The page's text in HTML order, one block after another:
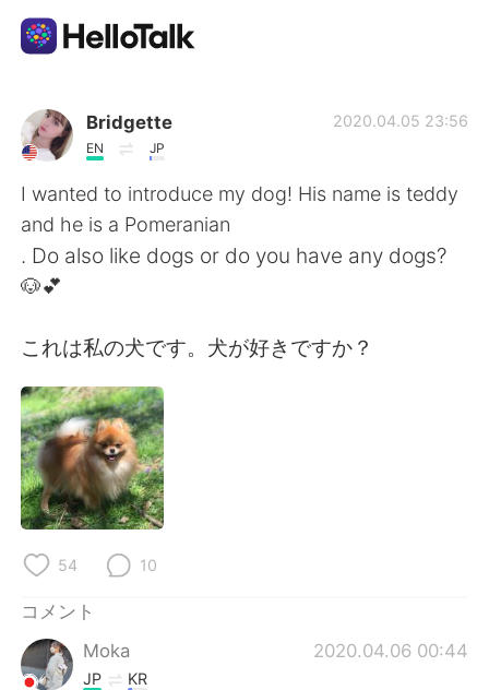
語学交換アプリ
日本語
繁體中文
العربية
Deutsch
Русский
Indonesia
Türkçe
Bridgette
EN JP
2020.04.05 23:56
I wanted to introduce my dog! His name is teddy
and he is a Pomeranian
. Do also like dogs or do you have any dogs?
🐶💕
これは私の犬です。犬が好きですか？
54 10
コメント
Moka
2020.04.06 00:44
JP KR